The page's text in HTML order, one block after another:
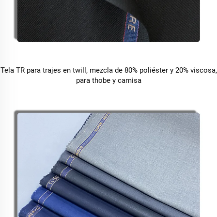
Tela TR para trajes en twill, mezcla de 80% poliéster y 20% viscosa,
para thobe y camisa